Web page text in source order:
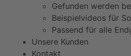
Gefunden werden
Beispielvideos für
Passend für alle
Unsere Kunden
Kontakt